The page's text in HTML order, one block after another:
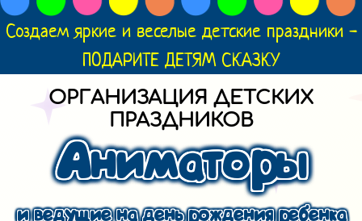
Создаем яркие и веселые детские праздники -
ПОДАРИТЕ ДЕТЯМ СКАЗКУ
ОРГАНИЗАЦИЯ ДЕТСКИХ
ПРАЗДНИКОВ
Аниматоры
и ведущие на день рождения ребенка